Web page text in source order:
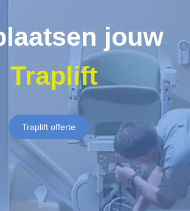
jouw
Traplift
Traplift offerte